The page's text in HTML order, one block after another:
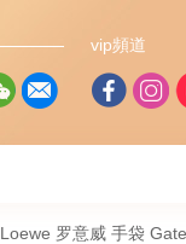
vip頻道
Loewe 罗意威 手袋